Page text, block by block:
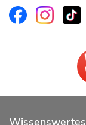
Wissenswertes